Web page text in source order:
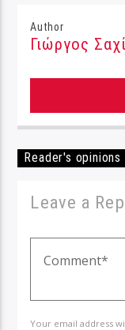
Author
Γιώργος
Reader's opinions
Leave a
Your email address